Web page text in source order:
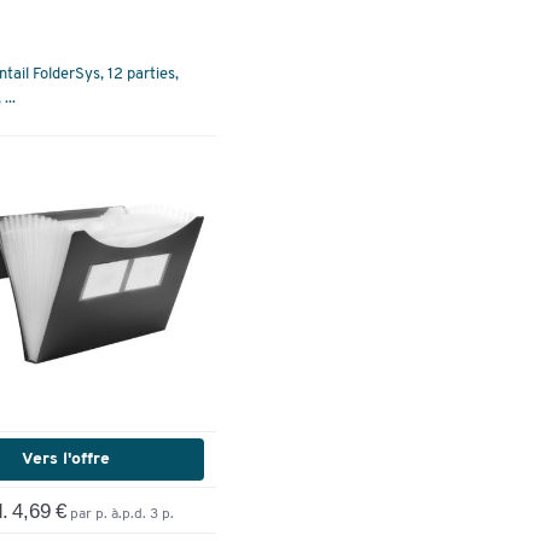
FolderSys, 12 parties,
...
Vers l'offre
4,69 € par p. à.p.d. 3 p.